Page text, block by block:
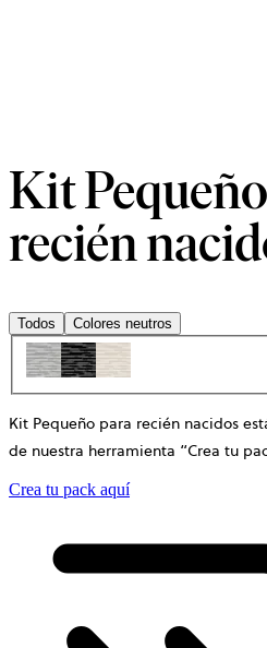
Kit
recién
Todos Colores neutros
Kit Pequeño para recién nacidos
de nuestra herramienta “Crea tu
Crea tu pack aquí